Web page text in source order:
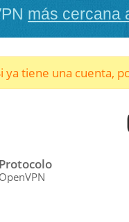
más cercana
ya tiene una cuenta,
Protocolo
OpenVPN